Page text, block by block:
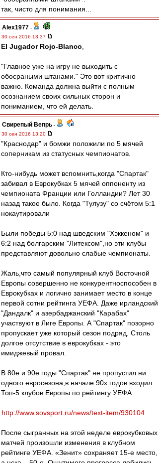
так, чисто для понимания...
Alex1977 -
30 сен 2016 13:37
El Jugador Rojo-Blanco
"Главное уже на игру не выходить с
обосраными штанами." Это вот критично
важно. Команда должна выйти с полным
осознанием своих сильных сторон и
пониманием, что ей делать.
Свирепый Вепрь -
30 сен 2016 13:20
"Краснодар" и бомжи положили по 5 мячей
соперникам из статусных чемпионатов.
Кто-нибудь может вспомнить,когда "Спартак"
забивал в Еврокубках 5 мячей оппоненту из
чемпионата Франции или Голландии? Лет 30
назад такое было. Когда "Тулузу" со счётом 5:1
нокаутировали
Были победы 5:0 над шведским "Хэккеном" и
6:2 над болгарским "Литексом",но эти клубы
представляют довольно слабые чемпионаты.
Жаль,что самый популярный клуб Восточной
Европы совершенно не конкурентноспособен в
Еврокубках и логично занимает место в конце
первой сотни рейтинга УЕФА. Даже ирландский
"Дандалк" и азербаджанский "Карабах"
участвуют в Лиге Европы. А "Спартак" позорно
пропускает уже который сезон подряд. Столь
долгое отсутствие в еврокубках - это
имиджевый провал.
В 80е и 90е годы "Спартак" не пропустил ни
одного евросезона,в начале 90х годов входил
Топ-5 клубов Европы по рейтингу УЕФА
http://www.sovsport.ru/news/text-item/930104
После сыгранных на этой неделе еврокубковых
матчей произошли изменения в клубном
рейтинге УЕФА. «Зенит» сохраняет 15-е место,